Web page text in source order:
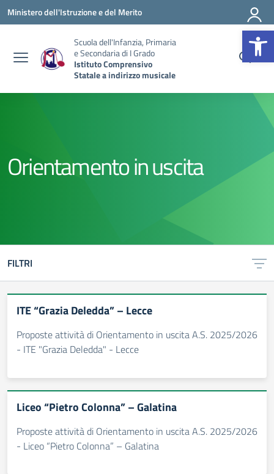
Vai ai contenuti
Vai al menu di navigazione
Vai al footer
Ministero dell'Istruzione e del Merito
Scuola dell'Infanzia, Primaria
e Secondaria di I Grado
Istituto Comprensivo
Statale a indirizzo musicale
Orientamento in uscita
FILTRI
ITE “Grazia Deledda” – Lecce
Proposte attività di Orientamento in uscita A.S. 2025/2026
- ITE "Grazia Deledda" - Lecce
Liceo “Pietro Colonna” – Galatina
Proposte attività di Orientamento in uscita A.S. 2025/2026
- Liceo “Pietro Colonna” – Galatina